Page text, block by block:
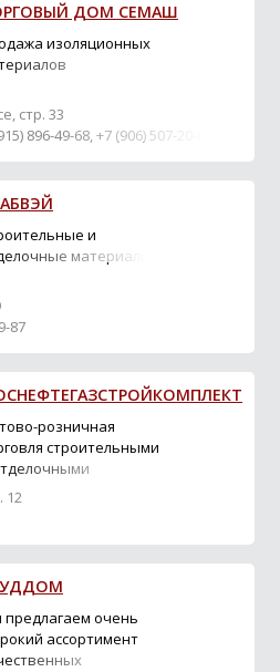
ДОМ СЕМАШ
изоляционных
стр. 33
896-49-68, +7 (906) 507-20-00
и
материалы
87
розничная
строительными
12
очень
ассортимент